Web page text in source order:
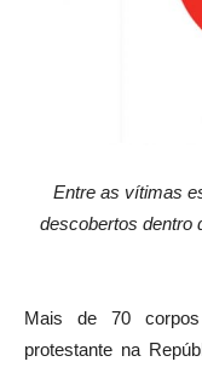
Entre as vítimas
descobertos dentro
Mais de 70
protestante na